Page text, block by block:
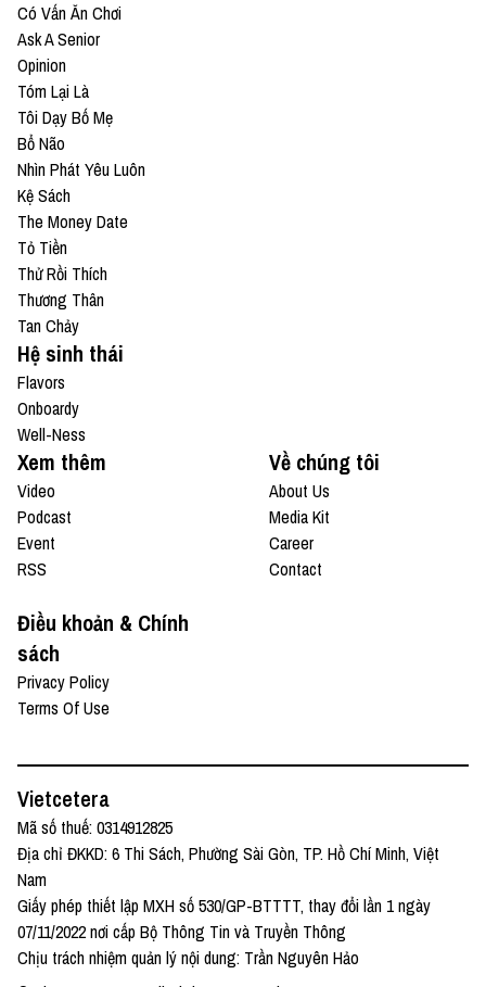
Có Vấn Ăn Chơi
Ask A Senior
Opinion
Tóm Lại Là
Tôi Dạy Bố Mẹ
Bổ Não
Nhìn Phát Yêu Luôn
Kệ Sách
The Money Date
Tỏ Tiền
Thử Rồi Thích
Thương Thân
Tan Chảy
Hệ sinh thái
Flavors
Onboardy
Well-Ness
Xem thêm
Video
Podcast
Event
RSS
Về chúng tôi
About Us
Media Kit
Career
Contact
Điều khoản & Chính
sách
Privacy Policy
Terms Of Use
Vietcetera
Mã số thuế: 0314912825
Địa chỉ ĐKKD: 6 Thi Sách, Phường Sài Gòn, TP. Hồ Chí Minh, Việt
Nam
Giấy phép thiết lập MXH số 530/GP-BTTTT, thay đổi lần 1 ngày
07/11/2022 nơi cấp Bộ Thông Tin và Truyền Thông
Chịu trách nhiệm quản lý nội dung: Trần Nguyên Hảo